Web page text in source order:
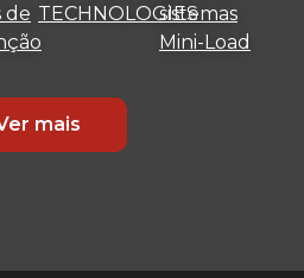
de TECHNOLOGIESsistemas
Mini-Load
mais